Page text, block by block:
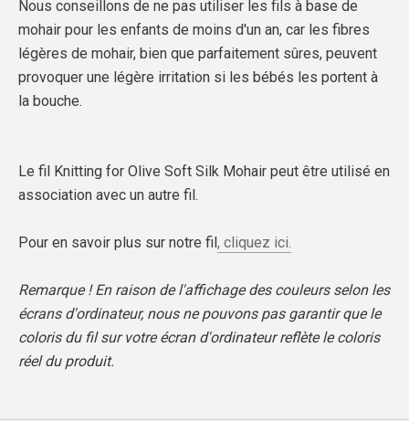
Nous conseillons de ne pas utiliser les fils à base de
mohair pour les enfants de moins d'un an, car les fibres
légères de mohair, bien que parfaitement sûres, peuvent
provoquer une légère irritation si les bébés les portent à
la bouche.
Le fil Knitting for Olive Soft Silk Mohair peut être utilisé en
association avec un autre fil.
Pour en savoir plus sur notre fil , cliquez ici.
Remarque ! En raison de l'affichage des couleurs selon les
écrans d'ordinateur, nous ne pouvons pas garantir que le
coloris du fil sur votre écran d'ordinateur reflète le coloris
réel du produit.